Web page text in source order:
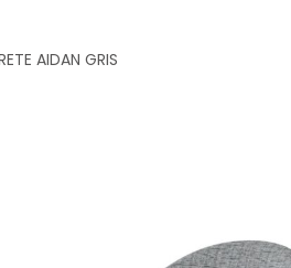
AIDAN GRIS